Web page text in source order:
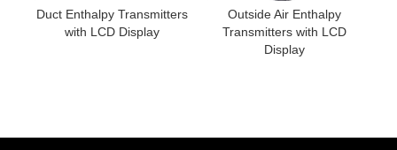
Duct Enthalpy Transmitters
with LCD Display
Outside Air Enthalpy
Transmitters with LCD
Display